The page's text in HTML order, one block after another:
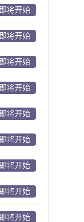
即将开始
即将开始
即将开始
即将开始
即将开始
即将开始
即将开始
即将开始
即将开始